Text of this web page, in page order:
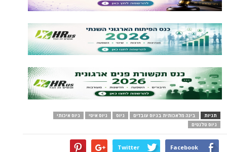
תגיות בינה מלאכותית בגיוס עובדים גיוס גיוס איטי
גיוס איכותי
גיוס טלנטים
Facebook
Twitter